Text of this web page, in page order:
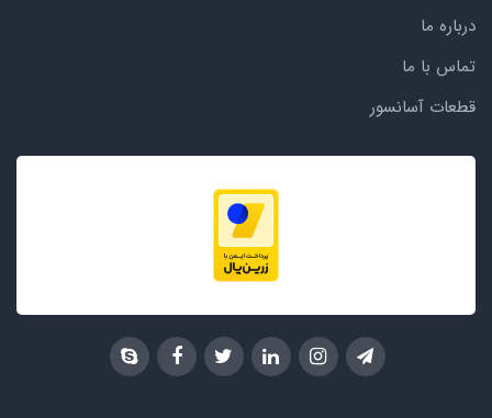
درباره ما
تماس با ما
قطعات آسانسور